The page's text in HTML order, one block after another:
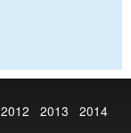
2012 2013 2014